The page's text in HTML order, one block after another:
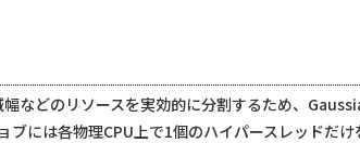
などのリソースを実効的に分割するため、
には各物理CPU上で1個のハイパースレッドだけ